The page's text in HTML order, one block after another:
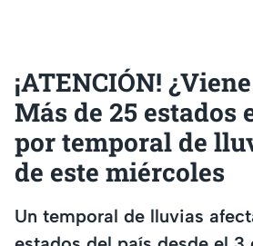
¡ATENCIÓN!
Más de 25 estados
por temporal de
de este miércoles
Un temporal de lluvias